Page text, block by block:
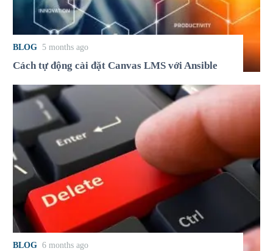
BLOG 5 months ago
Cách tự động cài đặt Canvas LMS với Ansible
BLOG 6 months ago